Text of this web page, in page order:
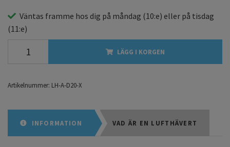
Väntas framme hos dig på måndag (10:e) eller på tisdag
(11:e)
LÄGG I KORGEN
Artikelnummer: LH-A-D20-X
INFORMATION VAD ÄR EN LUFTHÄVERT